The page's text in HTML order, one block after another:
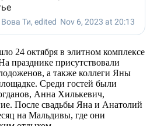
24 октября в элитном комплексе
празднике присутствовали
а также коллеги Яны
Среди гостей были
Анна Хилькевич,
После свадьбы Яна и Анатолий
на Мальдивы, где они